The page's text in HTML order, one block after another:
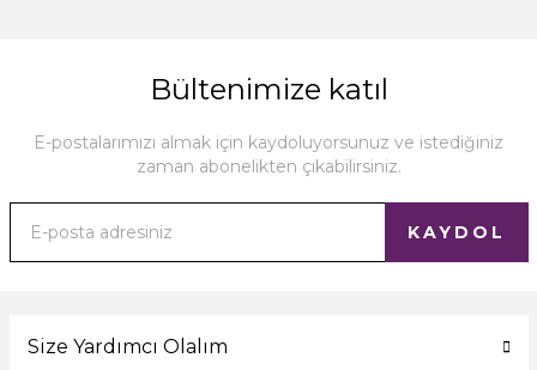
Bültenimize katıl
E-postalarımızı almak için kaydoluyorsunuz ve istediğiniz
zaman abonelikten çıkabilirsiniz.
KAYDOL
Size Yardımcı Olalım